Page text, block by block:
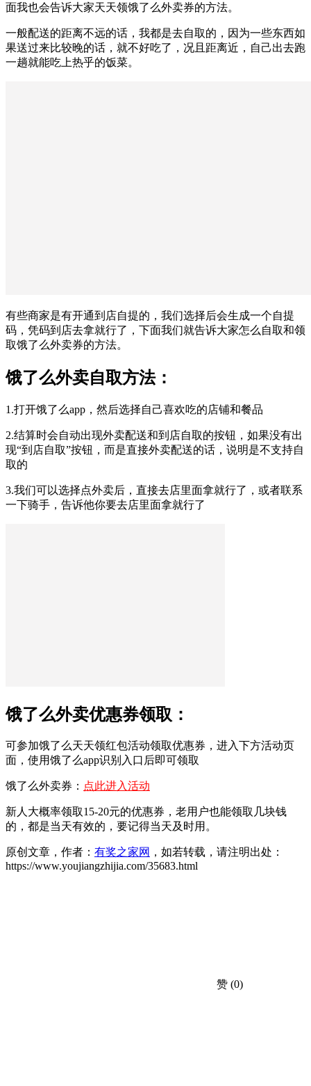
面我也会告诉大家天天领饿了么外卖券的方法。
一般配送的距离不远的话，我都是去自取的，因为一些东西如
果送过来比较晚的话，就不好吃了，况且距离近，自己出去跑
一趟就能吃上热乎的饭菜。
有些商家是有开通到店自提的，我们选择后会生成一个自提
码，凭码到店去拿就行了，下面我们就告诉大家怎么自取和领
取饿了么外卖券的方法。
饿了么外卖自取方法：
1.打开饿了么app，然后选择自己喜欢吃的店铺和餐品
2.结算时会自动出现外卖配送和到店自取的按钮，如果没有出
现“到店自取”按钮，而是直接外卖配送的话，说明是不支持自
取的
3.我们可以选择点外卖后，直接去店里面拿就行了，或者联系
一下骑手，告诉他你要去店里面拿就行了
饿了么外卖优惠券领取：
可参加饿了么天天领红包活动领取优惠券，进入下方活动页
面，使用饿了么app识别入口后即可领取
饿了么外卖券： 点此进入活动
新人大概率领取15-20元的优惠券，老用户也能领取几块钱
的，都是当天有效的，要记得当天及时用。
原创文章，作者： 有奖之家网 ，如若转载，请注明出处：
https://www.youjiangzhijia.com/35683.html
赞 (0)